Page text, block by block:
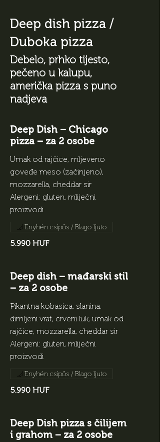
Deep dish pizza /
Duboka pizza
Debelo, prhko tijesto,
pečeno u kalupu,
američka pizza s puno
nadjeva
Deep Dish – Chicago
pizza – za 2 osobe
Umak od rajčice, mljeveno
goveđe meso (začinjeno),
mozzarella, cheddar sir
Alergeni: gluten, mliječni
proizvodi
5.990 HUF
Enyhén csípős / Blago ljuto
Deep dish – mađarski stil
– za 2 osobe
Pikantna kobasica, slanina,
dimljeni vrat, crveni luk, umak od
rajčice, mozzarella, cheddar sir
Alergeni: gluten, mliječni
proizvodi
5.990 HUF
Enyhén csípős / Blago ljuto
Deep Dish pizza s čilijem
i grahom – za 2 osobe